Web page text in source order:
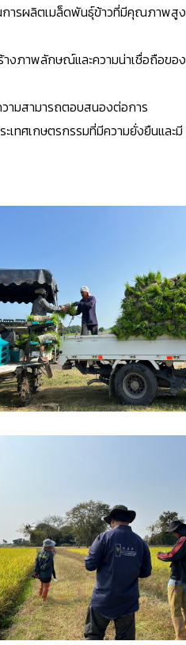
การผลิตเมล็ดพันธุ์ข้าวที่มีคุณภาพสูง
างภาพลักษณ์และความน่าเชื่อถือของ
ามสามารถตอบสนองต่อการ
เทศเกษตรกรรมที่มีความยั่งยืนและมี